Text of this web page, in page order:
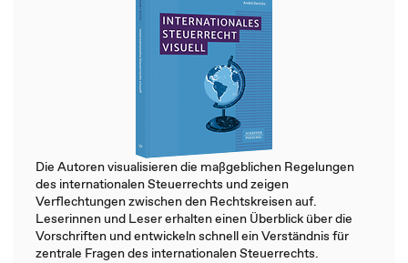
Die Autoren visualisieren die maßgeblichen Regelungen
des internationalen Steuerrechts und zeigen
Verflechtungen zwischen den Rechtskreisen auf.
Leserinnen und Leser erhalten einen Überblick über die
Vorschriften und entwickeln schnell ein Verständnis für
zentrale Fragen des internationalen Steuerrechts.